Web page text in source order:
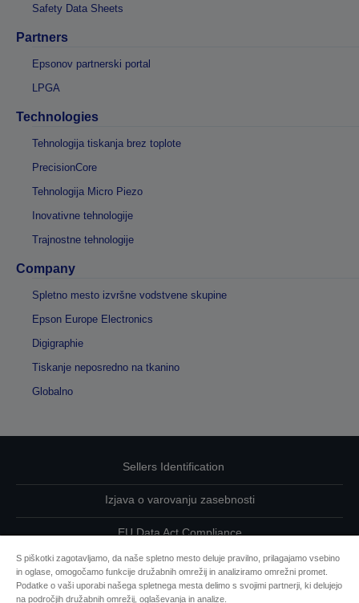
Safety Data Sheets
Partners
Epsonov partnerski portal
LPGA
Technologies
Tehnologija tiskanja brez toplote
PrecisionCore
Tehnologija Micro Piezo
Inovativne tehnologije
Trajnostne tehnologije
Company
Spletno mesto izvršne vodstvene skupine
Epson Europe Electronics
Digigraphie
Tiskanje neposredno na tkanino
Globalno
Sellers Identification
Izjava o varovanju zasebnosti
EU Data Act Compliance
Kontaktirajte nas glede svojih podatkov
Informacije o piškotkih
S piškotki zagotavljamo, da naše spletno mesto deluje pravilno, prilagajamo vsebino
in oglase, omogočamo funkcije družabnih omrežij in analiziramo omrežni promet.
Podatke o vaši uporabi našega spletnega mesta delimo s svojimi partnerji, ki delujejo
na področjih družabnih omrežij, oglaševanja in analize.